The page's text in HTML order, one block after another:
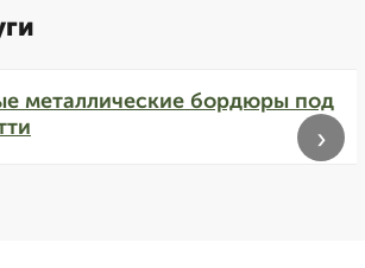
металлические бордюры под
›